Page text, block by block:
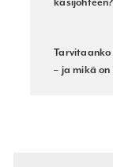
käsijohteen?
Tarvitaanko
– ja mikä